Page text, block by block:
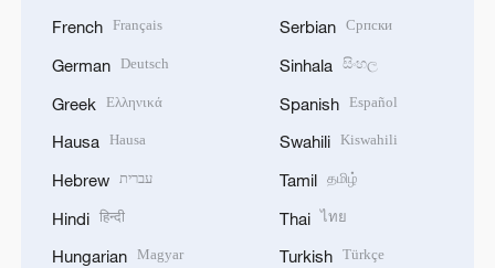
French Français
German Deutsch
Greek Ελληνικά
Hausa Hausa
Hebrew עברית
Hindi हिन्दी
Hungarian Magyar
Serbian Српски
Sinhala සිංහල
Spanish Español
Swahili Kiswahili
Tamil தமிழ்
Thai ไทย
Turkish Türkçe